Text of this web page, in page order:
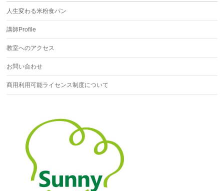
人生変わる米粉食パン
講師Profile
教室へのアクセス
お問い合わせ
商用利用可能ライセンス制度について